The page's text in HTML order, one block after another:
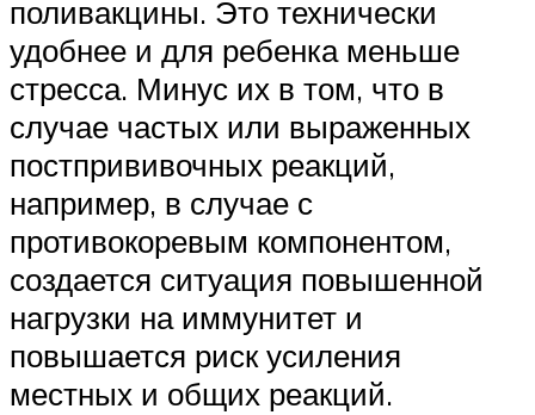
поливакцины. Это технически
удобнее и для ребенка меньше
стресса. Минус их в том, что в
случае частых или выраженных
постпрививочных реакций,
например, в случае с
противокоревым компонентом,
создается ситуация повышенной
нагрузки на иммунитет и
повышается риск усиления
местных и общих реакций.